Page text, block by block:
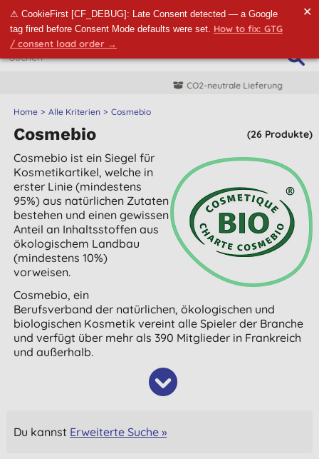
⚠ CookieFirst [CF_DEBUG]: Late Consent detected — a Google
tag fired before Consent Mode defaults were set. How to fix: GTG
/ consent load order →
✕
CO2-neutrale Lieferung
Home Alle Kriterien Cosmebio
(26 Produkte)
Cosmebio
Cosmebio ist ein Siegel für
Kosmetikartikel, welche in
erster Linie (mindestens
95%) aus natürlichen Zutaten
bestehen und einen gewissen
Anteil an Inhaltsstoffen aus
ökologischem Landbau
(mindestens 10%)
vorweisen.
Cosmebio, ein
Berufsverband der natürlichen, ökologischen und
biologischen Kosmetik vereint alle Spieler der Branche
und verfügt über mehr als 390 Mitglieder in Frankreich
und außerhalb.
Du kannst Erweiterte Suche »